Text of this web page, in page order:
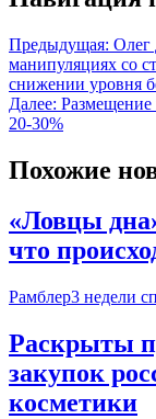
Предыдущая: Олег
манипуляциях со
снижении уровня
Далее:
20-30%
Похожие
«Ловцы
что
Рамблер3 недели
Раскрыты
закупок
косметики